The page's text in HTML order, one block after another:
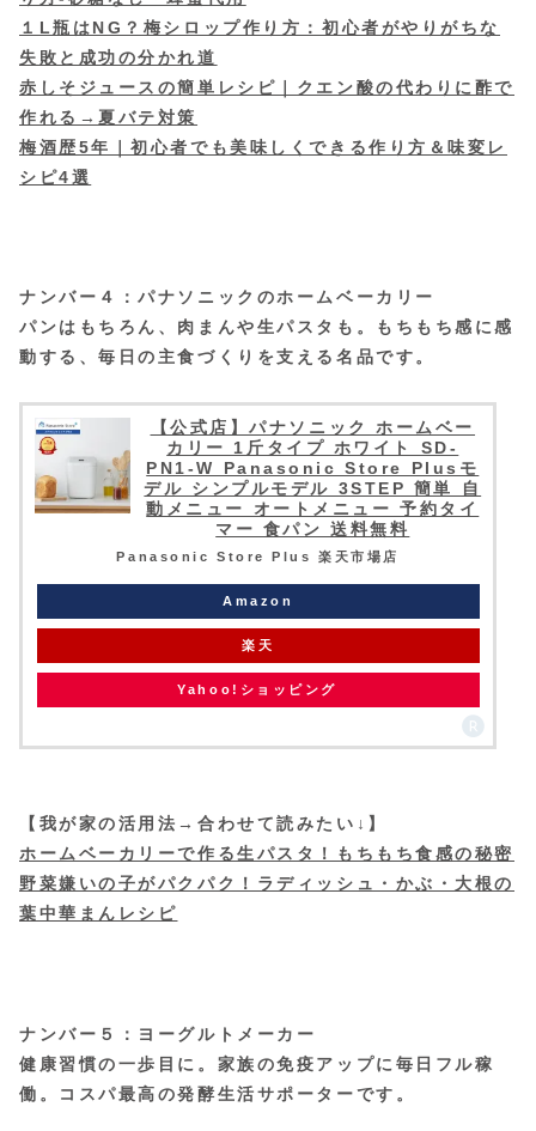
１L瓶はNG？梅シロップ作り方：初心者がやりがちな
失敗と成功の分かれ道
赤しそジュースの簡単レシピ｜クエン酸の代わりに酢で
作れる→夏バテ対策
梅酒歴5年｜初心者でも美味しくできる作り方＆味変レ
シピ4選
ナンバー４：パナソニックのホームベーカリー
パンはもちろん、肉まんや生パスタも。もちもち感に感
動する、毎日の主食づくりを支える名品です。
【公式店】パナソニック ホームベー
カリー 1斤タイプ ホワイト SD-
PN1-W Panasonic Store Plusモ
デル シンプルモデル 3STEP 簡単 自
動メニュー オートメニュー 予約タイ
マー 食パン 送料無料
Panasonic Store Plus 楽天市場店
Amazon
楽天
Yahoo!ショッピング
【我が家の活用法→合わせて読みたい↓】
ホームベーカリーで作る生パスタ！もちもち食感の秘密
野菜嫌いの子がパクパク！ラディッシュ・かぶ・大根の
葉中華まんレシピ
ナンバー５：ヨーグルトメーカー
健康習慣の一歩目に。家族の免疫アップに毎日フル稼
働。コスパ最高の発酵生活サポーターです。